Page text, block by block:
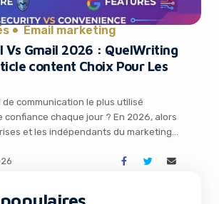
Email marketing
Vs Gmail 2026 : QuelWriting
content Choix Pour Les
communication le plus utilisé
chaque jour ? En 2026, alors
et les indépendants du marketing
choix entre Proton Mail et Gmail